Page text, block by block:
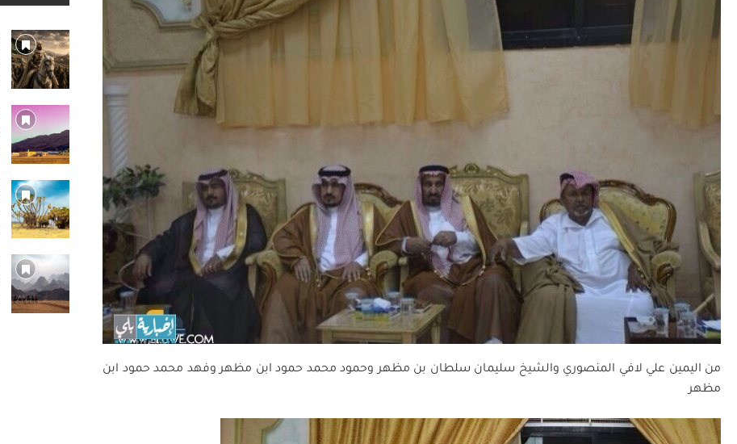
من اليمين علي لافي المنصوري والشيخ سليمان سلطان بن مظهر وحمود محمد حمود ابن مظهر وفهد محمد حمود ابن
مظهر